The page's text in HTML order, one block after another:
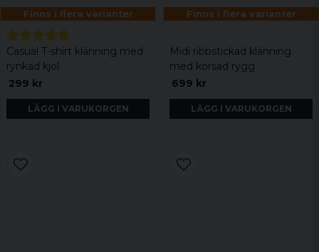
Finns i flera varianter
Casual T-shirt klänning med
rynkad kjol
299 kr
LÄGG I VARUKORGEN
Finns i flera varianter
Midi ribbstickad klänning
med korsad rygg
699 kr
LÄGG I VARUKORGEN